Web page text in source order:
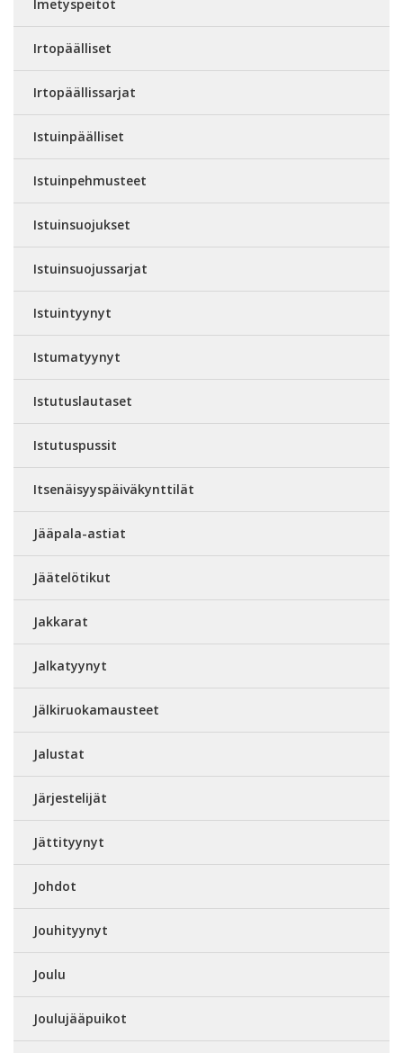
Imetyspeitot
Irtopäälliset
Irtopäällissarjat
Istuinpäälliset
Istuinpehmusteet
Istuinsuojukset
Istuinsuojussarjat
Istuintyynyt
Istumatyynyt
Istutuslautaset
Istutuspussit
Itsenäisyyspäiväkynttilät
Jääpala-astiat
Jäätelötikut
Jakkarat
Jalkatyynyt
Jälkiruokamausteet
Jalustat
Järjestelijät
Jättityynyt
Johdot
Jouhityynyt
Joulu
Joulujääpuikot